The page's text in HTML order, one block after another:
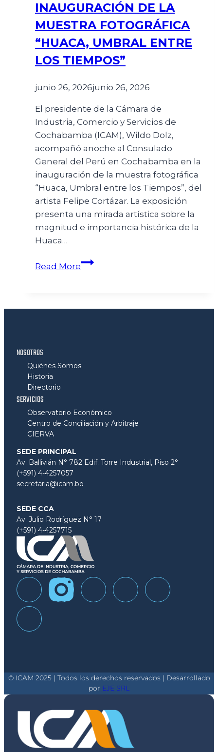
INAUGURACIÓN DE LA
MUESTRA FOTOGRÁFICA
“HUACA, UMBRAL ENTRE
LOS TIEMPOS”
junio 26, 2026junio 26, 2026
El presidente de la Cámara de
Industria, Comercio y Servicios de
Cochabamba (ICAM), Wildo Dolz,
acompañó anoche al Consulado
General del Perú en Cochabamba en la
inauguración de la muestra fotográfica
“Huaca, Umbral entre los Tiempos”, del
artista Felipe Cortázar. La exposición
presenta una mirada artística sobre la
magnitud e importancia histórica de la
Huaca…
Read More
NOSOTROS
Quiénes Somos
Historia
Directorio
SERVICIOS
Observatorio Económico
Centro de Conciliación y Arbitraje
CIERVA
SEDE PRINCIPAL
Av. Ballivián N° 782 Edif. Torre Industrial, Piso 2°
(+591) 4-4257057
secretaria@icam.bo
SEDE CCA
Av. Julio Rodríguez N° 17
(+591) 4-4257715
© ICAM 2025 | Todos los derechos reservados | Desarrollado
por EJE SRL